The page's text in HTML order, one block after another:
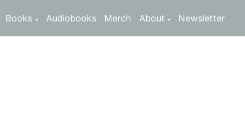
Books Audiobooks Merch About Newsletter